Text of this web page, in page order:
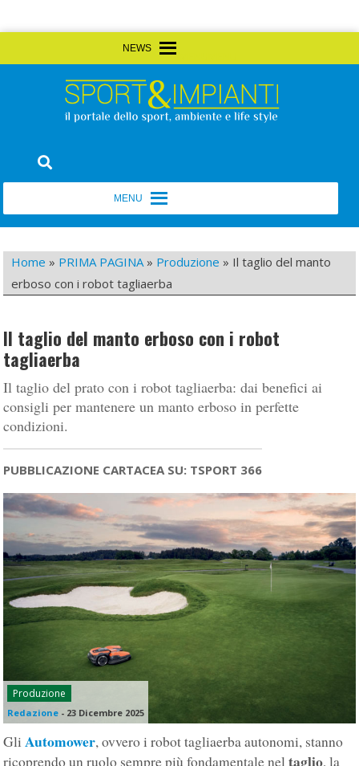
to
Sport&Impianti
Home » PRIMA PAGINA» Produzione » Il taglio del manto
erboso con i robot tagliaerba
Il taglio del manto erboso con i robot
tagliaerba
Il taglio del prato con i robot tagliaerba: dai benefici ai
consigli per mantenere un manto erboso in perfette
condizioni.
PUBBLICAZIONE CARTACEA SU: TSPORT 366
Produzione
Redazione - 23 Dicembre 2025
GliAutomower, ovvero i robot tagliaerba autonomi, stanno
ricoprendo un ruolo sempre più fondamentale neltaglio, la